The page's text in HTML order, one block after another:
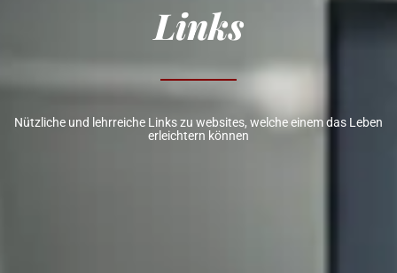
Links
Nützliche und lehrreiche Links zu websites, welche einem das Leben
erleichtern können